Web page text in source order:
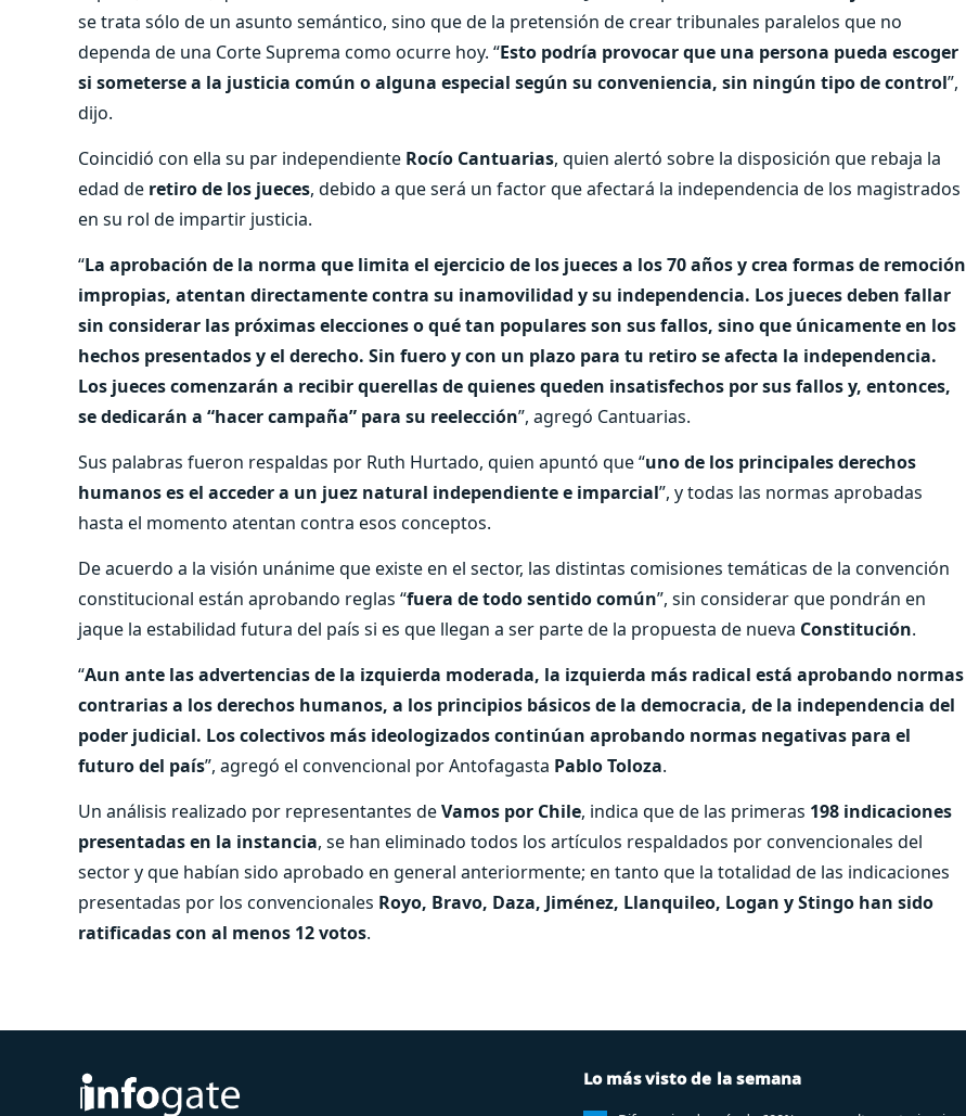
se trata sólo de un asunto semántico, sino que de la pretensión de crear tribunales paralelos que no
dependa de una Corte Suprema como ocurre hoy. “Esto podría provocar que una persona pueda escoger
si someterse a la justicia común o alguna especial según su conveniencia, sin ningún tipo de control”,
dijo.
Coincidió con ella su par independiente Rocío Cantuarias, quien alertó sobre la disposición que rebaja la
edad de retiro de los jueces, debido a que será un factor que afectará la independencia de los magistrados
en su rol de impartir justicia.
“La aprobación de la norma que limita el ejercicio de los jueces a los 70 años y crea formas de remoción
impropias, atentan directamente contra su inamovilidad y su independencia. Los jueces deben fallar
sin considerar las próximas elecciones o qué tan populares son sus fallos, sino que únicamente en los
hechos presentados y el derecho. Sin fuero y con un plazo para tu retiro se afecta la independencia.
Los jueces comenzarán a recibir querellas de quienes queden insatisfechos por sus fallos y, entonces,
se dedicarán a “hacer campaña” para su reelección”, agregó Cantuarias.
Sus palabras fueron respaldas por Ruth Hurtado, quien apuntó que “uno de los principales derechos
humanos es el acceder a un juez natural independiente e imparcial”, y todas las normas aprobadas
hasta el momento atentan contra esos conceptos.
De acuerdo a la visión unánime que existe en el sector, las distintas comisiones temáticas de la convención
constitucional están aprobando reglas “fuera de todo sentido común”, sin considerar que pondrán en
jaque la estabilidad futura del país si es que llegan a ser parte de la propuesta de nueva Constitución.
“Aun ante las advertencias de la izquierda moderada, la izquierda más radical está aprobando normas
contrarias a los derechos humanos, a los principios básicos de la democracia, de la independencia del
poder judicial. Los colectivos más ideologizados continúan aprobando normas negativas para el
futuro del país”, agregó el convencional por Antofagasta Pablo Toloza.
Un análisis realizado por representantes deVamos por Chile, indica que de las primeras 198 indicaciones
presentadas en la instancia, se han eliminado todos los artículos respaldados por convencionales del
sector y que habían sido aprobado en general anteriormente; en tanto que la totalidad de las indicaciones
presentadas por los convencionales Royo, Bravo, Daza, Jiménez, Llanquileo, Logan y Stingo han sido
ratificadas con al menos 12 votos.
Lo más visto de la semana